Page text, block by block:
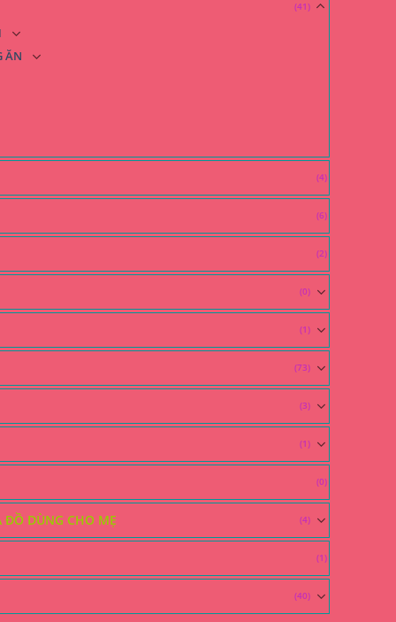
(41)
ĂN
(4)
(6)
(2)
(0)
(1)
(73)
(3)
(1)
(0)
ĐỒ DÙNG CHO MẸ (4)
(1)
(40)